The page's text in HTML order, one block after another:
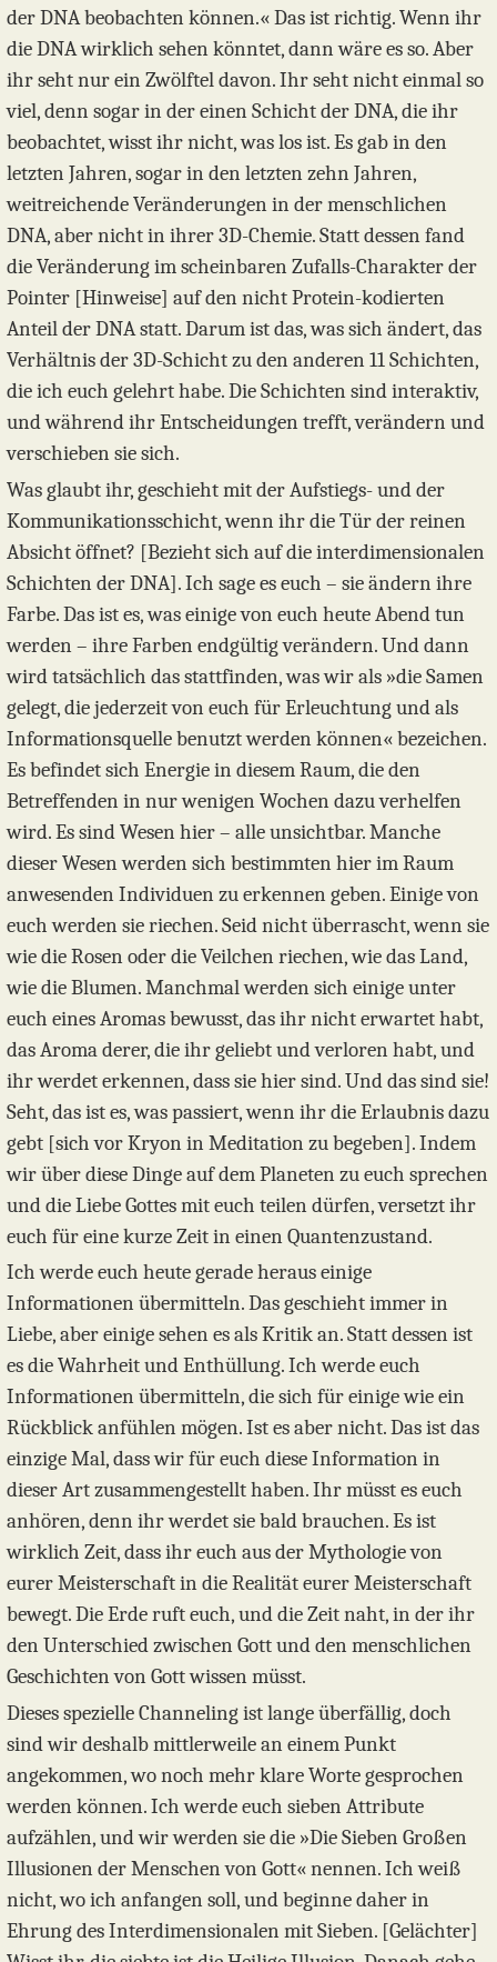
der DNA beobachten können.« Das ist richtig. Wenn ihr
die DNA wirklich sehen könntet, dann wäre es so. Aber
ihr seht nur ein Zwölftel davon. Ihr seht nicht einmal so
viel, denn sogar in der einen Schicht der DNA, die ihr
beobachtet, wisst ihr nicht, was los ist. Es gab in den
letzten Jahren, sogar in den letzten zehn Jahren,
weitreichende Veränderungen in der menschlichen
DNA, aber nicht in ihrer 3D-Chemie. Statt dessen fand
die Veränderung im scheinbaren Zufalls-Charakter der
Pointer [Hinweise] auf den nicht Protein-kodierten
Anteil der DNA statt. Darum ist das, was sich ändert, das
Verhältnis der 3D-Schicht zu den anderen 11 Schichten,
die ich euch gelehrt habe. Die Schichten sind interaktiv,
und während ihr Entscheidungen trefft, verändern und
verschieben sie sich.
Was glaubt ihr, geschieht mit der Aufstiegs- und der
Kommunikationsschicht, wenn ihr die Tür der reinen
Absicht öffnet? [Bezieht sich auf die interdimensionalen
Schichten der DNA]. Ich sage es euch – sie ändern ihre
Farbe. Das ist es, was einige von euch heute Abend tun
werden – ihre Farben endgültig verändern. Und dann
wird tatsächlich das stattfinden, was wir als »die Samen
gelegt, die jederzeit von euch für Erleuchtung und als
Informationsquelle benutzt werden können« bezeichen.
Es befindet sich Energie in diesem Raum, die den
Betreffenden in nur wenigen Wochen dazu verhelfen
wird. Es sind Wesen hier – alle unsichtbar. Manche
dieser Wesen werden sich bestimmten hier im Raum
anwesenden Individuen zu erkennen geben. Einige von
euch werden sie riechen. Seid nicht überrascht, wenn sie
wie die Rosen oder die Veilchen riechen, wie das Land,
wie die Blumen. Manchmal werden sich einige unter
euch eines Aromas bewusst, das ihr nicht erwartet habt,
das Aroma derer, die ihr geliebt und verloren habt, und
ihr werdet erkennen, dass sie hier sind. Und das sind sie!
Seht, das ist es, was passiert, wenn ihr die Erlaubnis dazu
gebt [sich vor Kryon in Meditation zu begeben]. Indem
wir über diese Dinge auf dem Planeten zu euch sprechen
und die Liebe Gottes mit euch teilen dürfen, versetzt ihr
euch für eine kurze Zeit in einen Quantenzustand.
Ich werde euch heute gerade heraus einige
Informationen übermitteln. Das geschieht immer in
Liebe, aber einige sehen es als Kritik an. Statt dessen ist
es die Wahrheit und Enthüllung. Ich werde euch
Informationen übermitteln, die sich für einige wie ein
Rückblick anfühlen mögen. Ist es aber nicht. Das ist das
einzige Mal, dass wir für euch diese Information in
dieser Art zusammengestellt haben. Ihr müsst es euch
anhören, denn ihr werdet sie bald brauchen. Es ist
wirklich Zeit, dass ihr euch aus der Mythologie von
eurer Meisterschaft in die Realität eurer Meisterschaft
bewegt. Die Erde ruft euch, und die Zeit naht, in der ihr
den Unterschied zwischen Gott und den menschlichen
Geschichten von Gott wissen müsst.
Dieses spezielle Channeling ist lange überfällig, doch
sind wir deshalb mittlerweile an einem Punkt
angekommen, wo noch mehr klare Worte gesprochen
werden können. Ich werde euch sieben Attribute
aufzählen, und wir werden sie die »Die Sieben Großen
Illusionen der Menschen von Gott« nennen. Ich weiß
nicht, wo ich anfangen soll, und beginne daher in
Ehrung des Interdimensionalen mit Sieben. [Gelächter]